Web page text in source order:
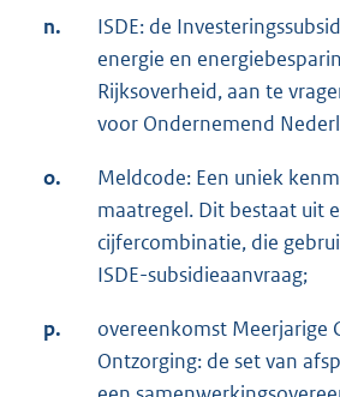
n.
ISDE: de
energie en
Rijksoverheid, aan te
voor Ondernemend
o.
Meldcode: Een uniek
maatregel. Dit bestaat uit
cijfercombinatie, die
ISDE-subsidieaanvraag;
p.
overeenkomst Meerjarige
Ontzorging: de set van